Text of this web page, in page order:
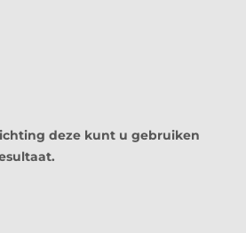
deze kunt u gebruiken